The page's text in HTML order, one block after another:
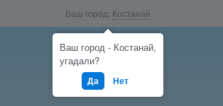
Ваш город: Костанай
Ваш город - Костанай,
угадали?
Да Нет